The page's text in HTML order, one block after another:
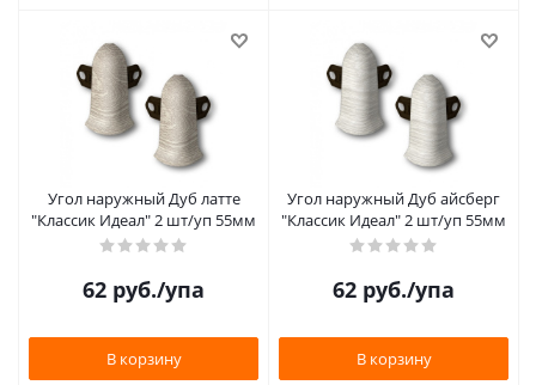
Угол наружный Дуб латте
"Классик Идеал" 2 шт/уп 55мм
62 руб./упа
В корзину
Угол наружный Дуб айсберг
"Классик Идеал" 2 шт/уп 55мм
62 руб./упа
В корзину